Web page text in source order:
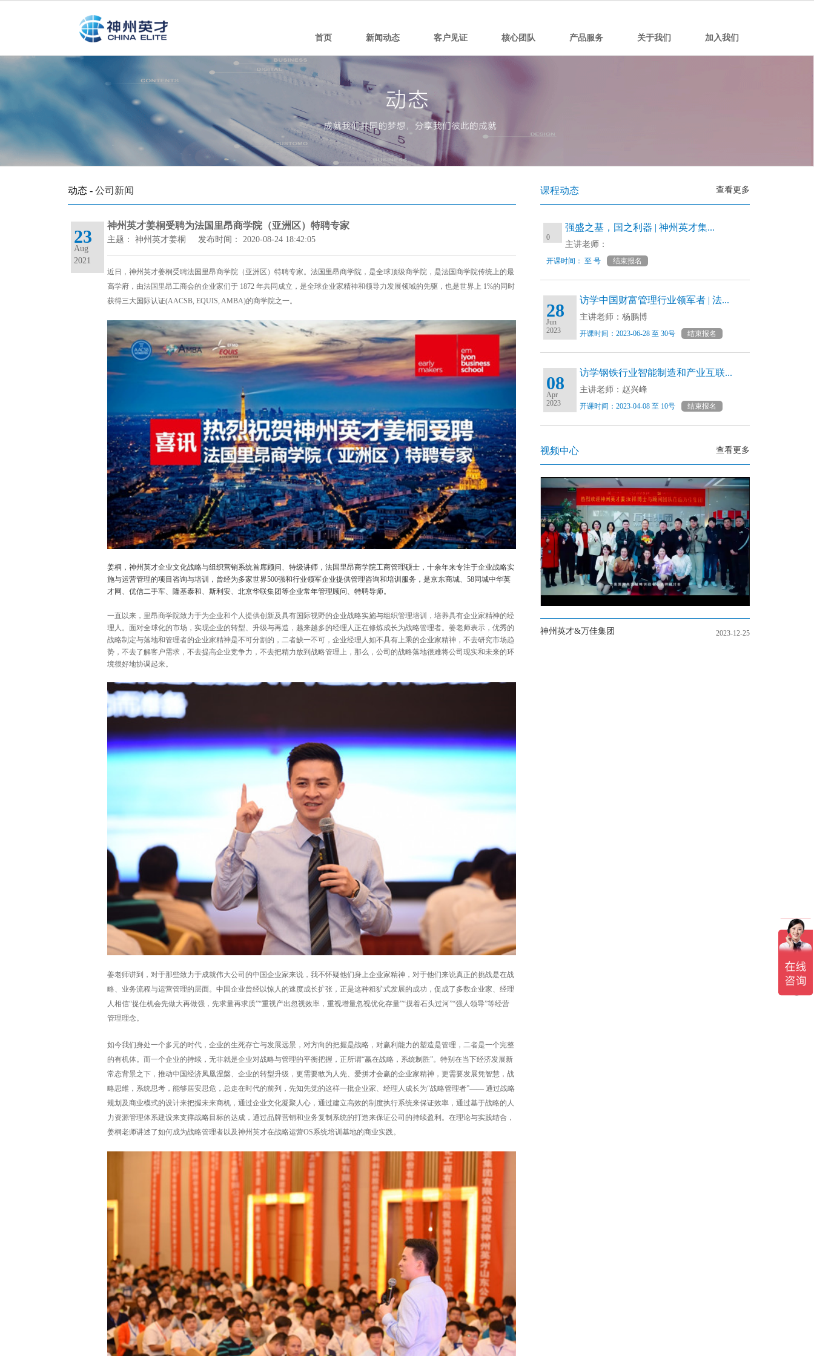
首页 新闻动态 客户见证 核心团队 产品服务 关于我们 加入我们
动态 - 公司新闻
23
Aug
2021
神州英才姜桐受聘为法国里昂商学院（亚洲区）特聘专家
主题： 神州英才姜桐 发布时间： 2020-08-24 18:42:05
近日，神州英才姜桐受聘法国里昂商学院（亚洲区）特聘专家。法国里昂商学院，是全球顶级商学院，是法国商学院传统上的最
高学府，由法国里昂工商会的企业家们于 1872 年共同成立，是全球企业家精神和领导力发展领域的先驱，也是世界上 1%的同时
获得三大国际认证(AACSB, EQUIS, AMBA)的商学院之一。
姜桐，神州英才企业文化战略与组织营销系统首席顾问、特级讲师，法国里昂商学院工商管理硕士，十余年来专注于企业战略实
施与运营管理的项目咨询与培训，曾经为多家世界500强和行业领军企业提供管理咨询和培训服务，是京东商城、58同城中华英
才网、优信二手车、隆基泰和、斯利安、北京华联集团等企业常年管理顾问、特聘导师。
一直以来，里昂商学院致力于为企业和个人提供创新及具有国际视野的企业战略实施与组织管理培训，培养具有企业家精神的经
理人。面对全球化的市场，实现企业的转型、升级与再造，越来越多的经理人正在修炼成长为战略管理者。姜老师表示，优秀的
战略制定与落地和管理者的企业家精神是不可分割的，二者缺一不可，企业经理人如不具有上乘的企业家精神，不去研究市场趋
势，不去了解客户需求，不去提高企业竞争力，不去把精力放到战略管理上，那么，公司的战略落地很难将公司现实和未来的环
境很好地协调起来。
姜老师讲到，对于那些致力于成就伟大公司的中国企业家来说，我不怀疑他们身上企业家精神，对于他们来说真正的挑战是在战
略、业务流程与运营管理的层面。中国企业曾经以惊人的速度成长扩张，正是这种粗犷式发展的成功，促成了多数企业家、经理
人相信“捉住机会先做大再做强，先求量再求质”“重视产出忽视效率，重视增量忽视优化存量”“摸着石头过河”“强人领导”等经营
管理理念。
如今我们身处一个多元的时代，企业的生死存亡与发展远景，对方向的把握是战略，对赢利能力的塑造是管理，二者是一个完整
的有机体。而一个企业的持续，无非就是企业对战略与管理的平衡把握，正所谓“赢在战略，系统制胜”。特别在当下经济发展新
常态背景之下，推动中国经济凤凰涅槃、企业的转型升级，更需要敢为人先、爱拼才会赢的企业家精神，更需要发展凭智慧，战
略思维，系统思考，能够居安思危，总走在时代的前列，先知先觉的这样一批企业家、经理人成长为“战略管理者”—— 通过战略
规划及商业模式的设计来把握未来商机，通过企业文化凝聚人心，通过建立高效的制度执行系统来保证效率，通过基于战略的人
力资源管理体系建设来支撑战略目标的达成，通过品牌营销和业务复制系统的打造来保证公司的持续盈利。在理论与实践结合，
姜桐老师讲述了如何成为战略管理者以及神州英才在战略运营OS系统培训基地的商业实践。
课程动态 查看更多
0
强盛之基，国之利器 | 神州英才集...
主讲老师：
开课时间： 至 号 结束报名
28
Jun
2023
访学中国财富管理行业领军者 | 法...
主讲老师：杨鹏博
开课时间：2023-06-28 至 30号 结束报名
08
Apr
2023
访学钢铁行业智能制造和产业互联...
主讲老师：赵兴峰
开课时间：2023-04-08 至 10号 结束报名
视频中心 查看更多
神州英才&万佳集团 2023-12-25